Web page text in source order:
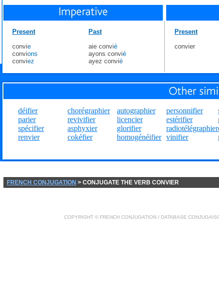
Present
convie
convions
conviez
Past
aie convié
ayons convié
ayez convié
Present
convier
déifier
parier
spécifier
renvier
chorégraphier
revivifier
asphyxier
cokéfier
autographier
licencier
glorifier
homogénéifier
personnifier
estérifier
radiotélégraphier
vinifier
FRENCH CONJUGATION > CONJUGATE THE VERB CONVIER
COPYRIGHT © FRENCH CONJUGATION / DATABASE